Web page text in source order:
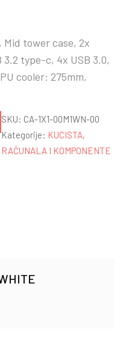
tower case, 2x
3.2 type-c, 4x USB 3.0,
cooler: 275mm,
SKU: CA-1X1-00M1WN-00
Kategorije: KUCISTA,
RAČUNALA I KOMPONENTE